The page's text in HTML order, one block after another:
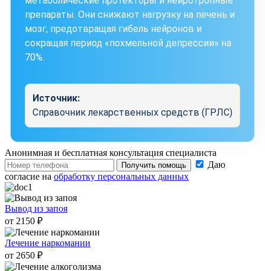
препараты. Они снижают нагрузку на печень и
мозг, предотвращая гибель нейронов и
сокращая период «похмельной депрессии» на
70%.
Источник:
Справочник лекарственных средств (ГРЛС)
Анонимная и бесплатная консультация специалиста
Получить помощь
Даю
согласие на обработку персональных данных
Вывод из запоя
от 2150 ₽
Лечение наркомании
от 2650 ₽